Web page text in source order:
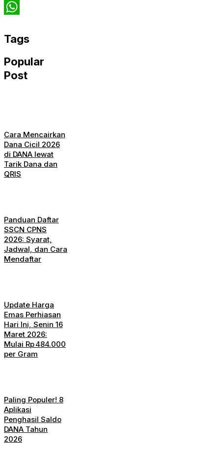
Twitter
Tags
Popular
Post
Cara Mencairkan
Dana Cicil 2026
di DANA lewat
Tarik Dana dan
QRIS
Panduan Daftar
SSCN CPNS
2026: Syarat,
Jadwal, dan Cara
Mendaftar
Update Harga
Emas Perhiasan
Hari Ini, Senin 16
Maret 2026:
Mulai Rp 484.000
per Gram
Paling Populer! 8
Aplikasi
Penghasil Saldo
DANA Tahun
2026